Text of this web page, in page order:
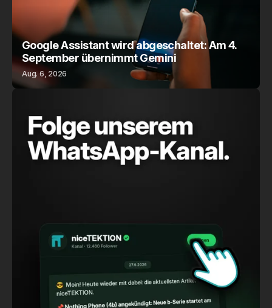
Google Assistant wird abgeschaltet: Am 4.
September übernimmt Gemini
Aug. 6, 2026